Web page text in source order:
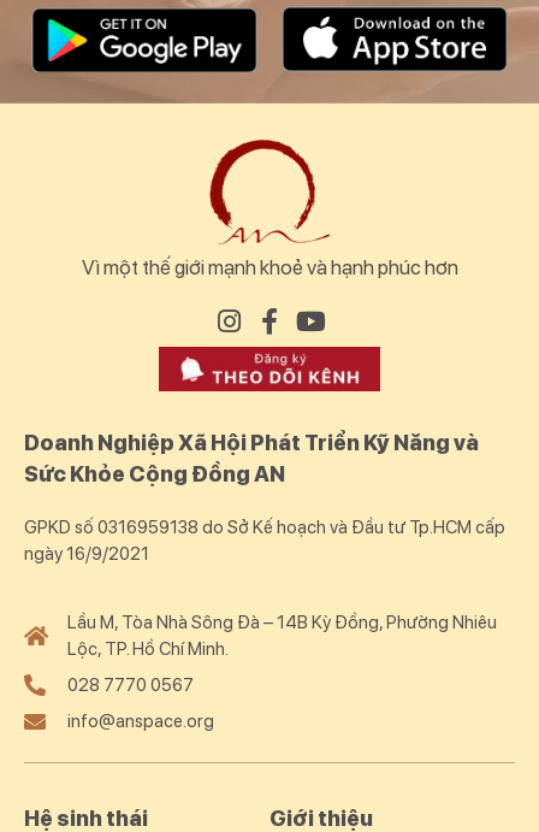
Vì một thế giới mạnh khoẻ và hạnh phúc hơn
Doanh Nghiệp Xã Hội Phát Triển Kỹ Năng và
Sức Khỏe Cộng Đồng AN
GPKD số 0316959138 do Sở Kế hoạch và Đầu tư Tp.HCM cấp
ngày 16/9/2021
Lầu M, Tòa Nhà Sông Đà – 14B Kỳ Đồng, Phường Nhiêu
Lộc, TP. Hồ Chí Minh.
028 7770 0567
info@anspace.org
Hệ sinh thái Giới thiệu